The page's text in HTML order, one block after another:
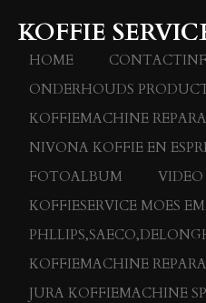
direct
naar
hoofdinhoud
KOFFIE
HOME
ONDERHOUDS
KOFFIEMACHINE
NIVONA KOFFIE EN
FOTOALBUM
VIDEO
KOFFIESERVICE MOES
KOFFIEMACHINE
JURA KOFFIEMACHINE